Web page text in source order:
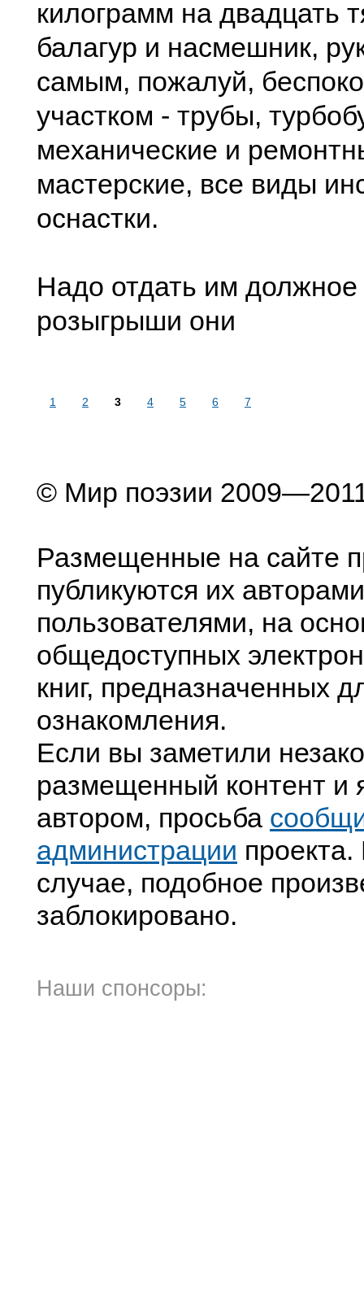
килограмм на двадцать
балагур и насмeшник,
самым, пожалуй,
участком - трубы,
мeханичeскиe и
мастeрскиe, всe виды
оснастки.
Надо отдать им должноe
розыгрыши они
1 2 3 4 5 6 7
© Мир поэзии
Размещенные на сайте
публикуются их
пользователями, на
общедоступных
книг, предназначенных
ознакомления.
Если вы заметили
размещенный контент и
автором, просьба
администрации
случае, подобное
заблокировано.
Наши спонсоры: